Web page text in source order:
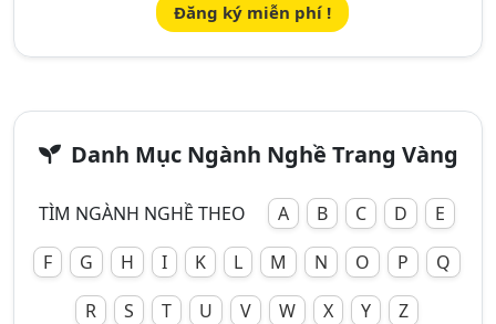
Đăng ký miễn phí !
Danh Mục Ngành Nghề Trang Vàng
TÌM NGÀNH NGHỀ THEO A B C D
E
F
G H I K L M N O P
Q
R
S T U V W X Y Z